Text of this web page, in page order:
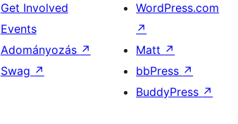
Get Involved
Events
Adományozás ↗
Swag ↗
WordPress.com
↗
Matt ↗
bbPress ↗
BuddyPress ↗